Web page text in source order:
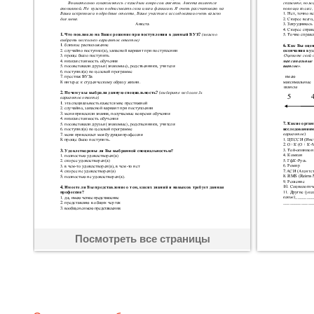
Посмотреть все страницы